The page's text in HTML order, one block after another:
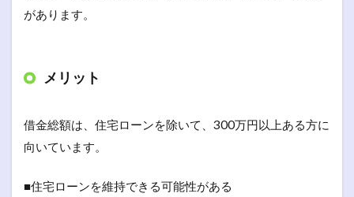
があります。
メリット
借金総額は、住宅ローンを除いて、300万円以上ある方に
向いています。
■住宅ローンを維持できる可能性がある